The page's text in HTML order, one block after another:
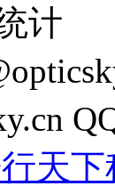
计
天